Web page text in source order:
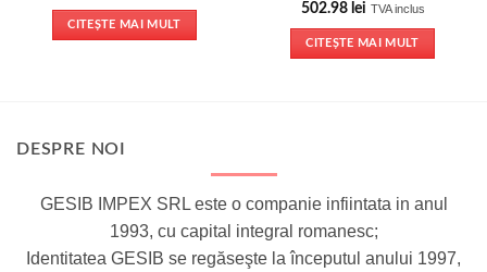
CITEȘTE MAI MULT
502.98 lei TVA inclus
CITEȘTE MAI MULT
DESPRE NOI
GESIB IMPEX SRL este o companie infiintata in anul
1993, cu capital integral romanesc;
Identitatea GESIB se regăseşte la începutul anului 1997,